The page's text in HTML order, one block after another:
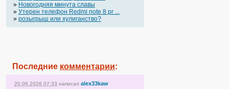
» Новогодняя минута славы
» Утерен телефон Redmi note 8 pr ...
» розыгрыш или хулиганство?
Последние комментарии:
20.06.2026 07:33 написал alex33kaw